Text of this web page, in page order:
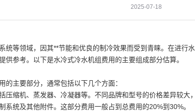
2025-07-18
统等领域，因其**节能和优良的制冷效果而受到青睐。在进
参考。以下是水冷式冷水机组费用的主要组成部分估算。
主要部分，通常包括以下几个方面：
压缩机、蒸发器、冷凝器等。不同品牌和型号的价格差异较大
系统及其他附件。这部分费用一般占到总费用的20%到30%。